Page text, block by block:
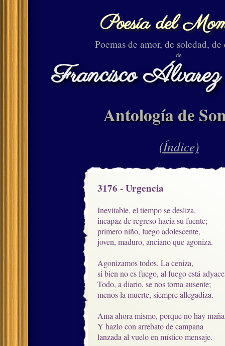
Poesía del
Poemas de amor, de soledad, de
de
Francisco
Antología de
(Índice)
3176 - Urgencia
Inevitable, el tiempo se desliza,
incapaz de regreso hacia su fuente;
primero niño, luego adolescente,
joven, maduro, anciano que agoniza.
Agonizamos todos. La ceniza,
si bien no es fuego, al fuego está
Todo, a diario, se nos torna ausente;
menos la muerte, siempre allegadiza.
Ama ahora mismo, porque no hay
Y hazlo con arrebato de campana
lanzada al vuelo en místico mensaje.